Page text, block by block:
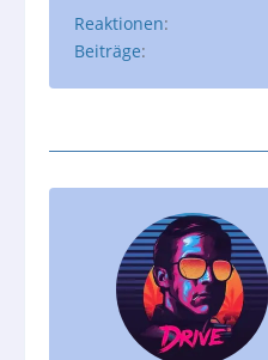
Reaktionen
Beiträge